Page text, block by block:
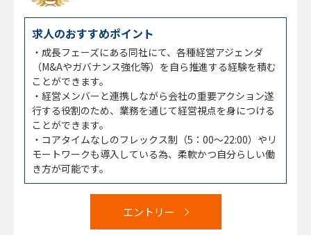
求人のおすすめポイント
・成長フェーズにある同社にて、各種経営アジェンダ
（M&Aやガバナンス強化等）を自ら推進する経験を積む
ことができます。
・経営メンバーと連携しながら会社の重要アクション遂
行する役割のため、業務を通じて経営視点を身につける
ことができます。
・コアタイムなしのフレックス制（5：00～22:00）やリ
モートワークも導入している為、柔軟かつ自分らしい働
き方が可能です。
エントリー